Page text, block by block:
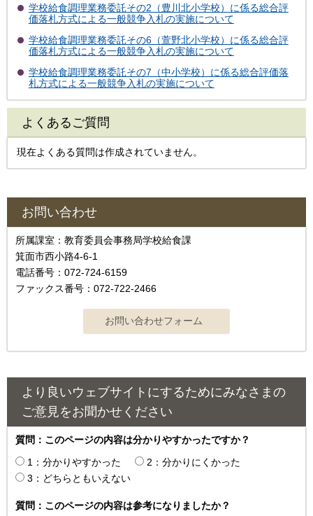
学校給食調理業務委託その2（豊川北小学校）に係る総合評
価落札方式による一般競争入札の実施について
学校給食調理業務委託その6（萱野北小学校）に係る総合評
価落札方式による一般競争入札の実施について
学校給食調理業務委託その7（中小学校）に係る総合評価落
札方式による一般競争入札の実施について
よくあるご質問
現在よくある質問は作成されていません。
お問い合わせ
所属課室：教育委員会事務局学校給食課
箕面市西小路4-6-1
電話番号：072-724-6159
ファックス番号：072-722-2466
より良いウェブサイトにするためにみなさまの
ご意見をお聞かせください
質問：このページの内容は分かりやすかったですか？
1：分かりやすかった
2：分かりにくかった
3：どちらともいえない
質問：このページの内容は参考になりましたか？